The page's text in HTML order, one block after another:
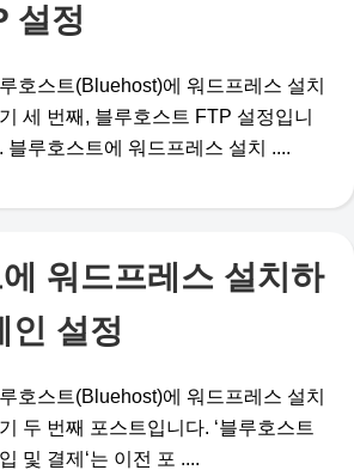
설정
호스트(Bluehost)에 워드프레스 설치
세 번째, 블루호스트 FTP 설정입니
블루호스트에 워드프레스 설치 ....
워드프레스 설치하
인 설정
호스트(Bluehost)에 워드프레스 설치
두 번째 포스트입니다. ‘블루호스트
및 결제‘는 이전 포 ....